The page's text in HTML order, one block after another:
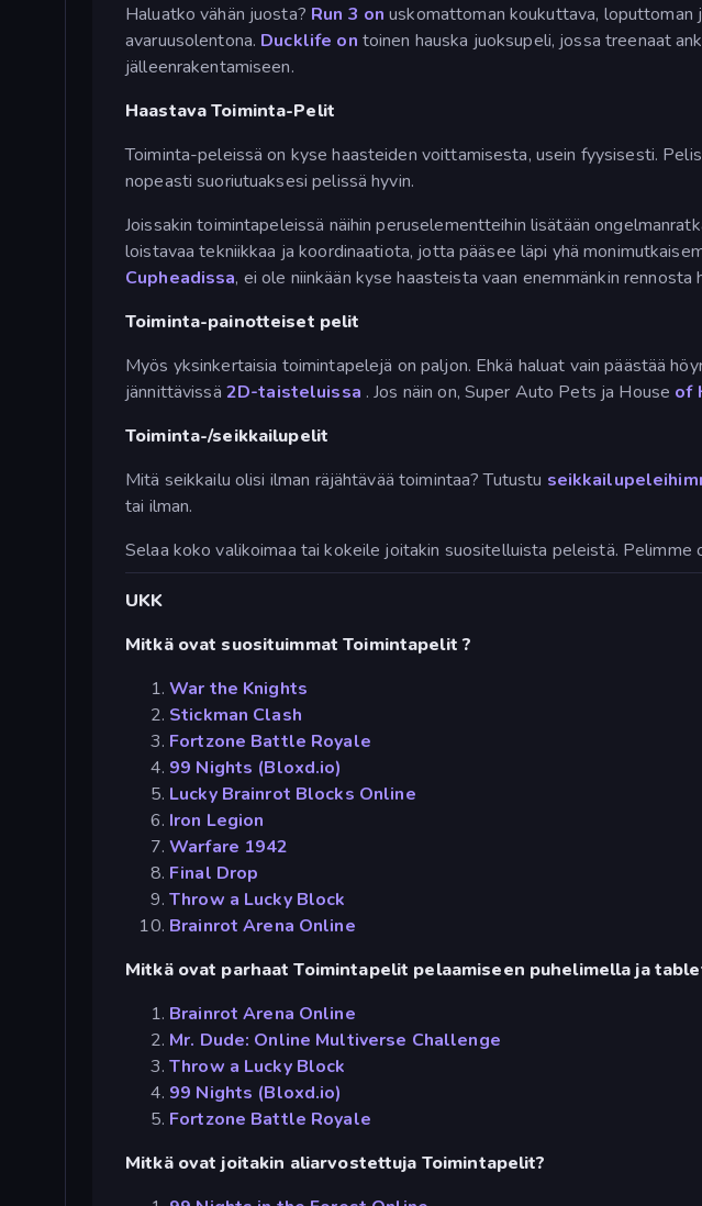
Haluatko vähän juosta? Run 3 on uskomattoman koukuttava, loputtoman
avaruusolentona. Ducklife on toinen hauska juoksupeli, jossa treenaat
jälleenrakentamiseen.
Haastava Toiminta-Pelit
Toiminta-peleissä on kyse haasteiden voittamisesta, usein fyysisesti.
nopeasti suoriutuaksesi pelissä hyvin.
Joissakin toimintapeleissä näihin peruselementteihin lisätään
loistavaa tekniikkaa ja koordinaatiota, jotta pääsee läpi yhä
Cupheadissa, ei ole niinkään kyse haasteista vaan enemmänkin rennosta
Toiminta-painotteiset pelit
Myös yksinkertaisia toimintapelejä on paljon. Ehkä haluat vain päästää
jännittävissä 2D-taisteluissa . Jos näin on, Super Auto Pets ja House of
Toiminta-/seikkailupelit
Mitä seikkailu olisi ilman räjähtävää toimintaa? Tutustu
tai ilman.
Selaa koko valikoimaa tai kokeile joitakin suositelluista peleistä.
UKK
Mitkä ovat suosituimmat Toimintapelit ?
War the Knights
Stickman Clash
Fortzone Battle Royale
99 Nights (Bloxd.io)
Lucky Brainrot Blocks Online
Iron Legion
Warfare 1942
Final Drop
Throw a Lucky Block
Brainrot Arena Online
Mitkä ovat parhaat Toimintapelit pelaamiseen puhelimella ja
Brainrot Arena Online
Mr. Dude: Online Multiverse Challenge
Throw a Lucky Block
99 Nights (Bloxd.io)
Fortzone Battle Royale
Mitkä ovat joitakin aliarvostettuja Toimintapelit?